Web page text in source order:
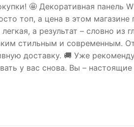
🤩 Декоративная панель
топ, а цена в этом магазине
а результат – словно из
стильным и современным.
доставку. 🚚 Уже
у вас снова. Вы – настоящие